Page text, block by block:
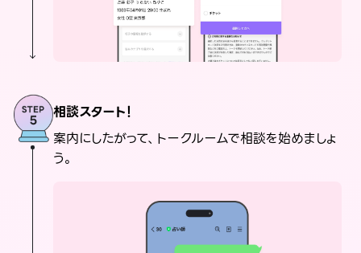
相談スタート！
案内にしたがって、トークルームで相談を始めましょ
う。